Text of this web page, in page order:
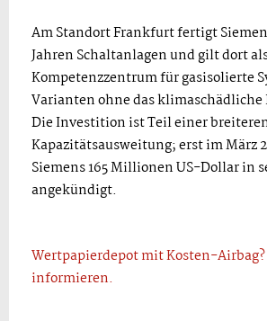
Am Standort Frankfurt fertigt
Jahren Schaltanlagen und gilt dort
Kompetenzzentrum für gasisolierte
Varianten ohne das klimaschädliche
Die Investition ist Teil einer
Kapazitätsausweitung; erst im März
Siemens 165 Millionen US-Dollar in
angekündigt.
Wertpapierdepot mit Kosten-Airbag?
informieren.